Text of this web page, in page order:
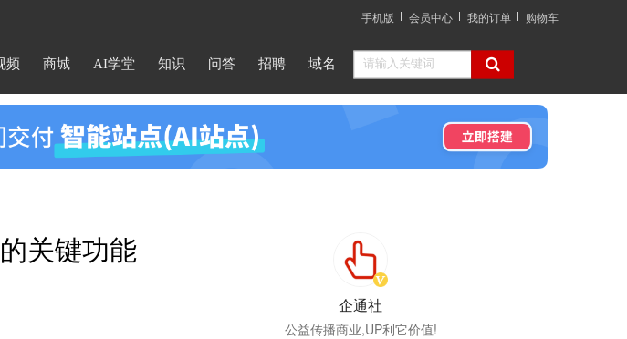
手机版 会员中心 我的订单 购物车
频 商城 AI学堂 知识 问答 招聘 域名
关键功能
企通社
公益传播商业,UP利它价值!